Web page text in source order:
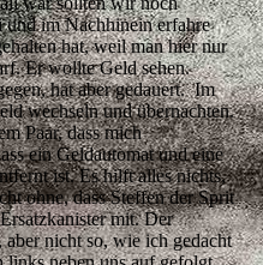
im Nachhinein erfahre
hat, weil man hier nur
Er wollte Geld sehen.
hat aber gedauert. Im
wechseln und übernachten.
Paar, dass mich
ein Geldautomat und eine
ist. Es hilft alles nichts,
ohne, dass Steffen der Sprit
mit. Der
nicht so, wie ich gedacht